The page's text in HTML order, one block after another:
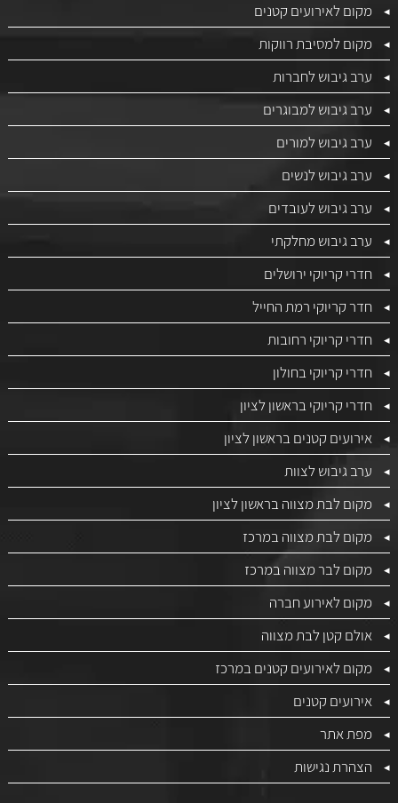
מקום לאירועים קטנים
מקום למסיבת רווקות
ערב גיבוש לחברות
ערב גיבוש למבוגרים
ערב גיבוש למורים
ערב גיבוש לנשים
ערב גיבוש לעובדים
ערב גיבוש מחלקתי
חדרי קריוקי ירושלים
חדר קריוקי רמת החייל
חדרי קריוקי רחובות
חדרי קריוקי בחולון
חדרי קריוקי בראשון לציון
אירועים קטנים בראשון לציון
ערב גיבוש לצוות
מקום לבת מצווה בראשון לציון
מקום לבת מצווה במרכז
מקום לבר מצווה במרכז
מקום לאירוע חברה
אולם קטן לבת מצווה
מקום לאירועים קטנים במרכז
אירועים קטנים
מפת אתר
הצהרת נגישות